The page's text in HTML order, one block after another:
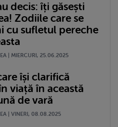
decis: îți găsești
Zodiile care se
cu sufletul pereche
| MIERCURI, 25.06.2025
își clarifică
viață în această
de vară
| VINERI, 08.08.2025